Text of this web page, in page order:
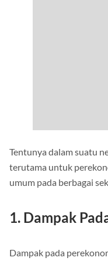
Tentunya dalam suatu
terutama untuk
umum pada berbagai
1. Dampak
Dampak pada